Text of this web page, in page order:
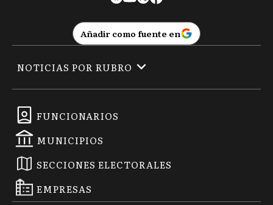
Añadir como fuente en
FUNCIONARIOS
MUNICIPIOS
SECCIONES ELECTORALES
EMPRESAS
NOTICIAS POR RUBRO